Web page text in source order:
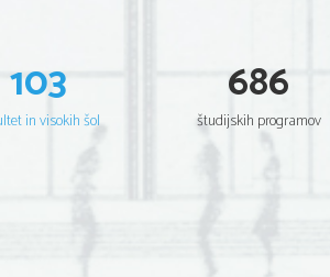
sicer  že med vojno dal črncem svobodo in jih
zelo opustošen, žrtev nesporazumov pa je
103
in visokih šol
686
študijskih programov